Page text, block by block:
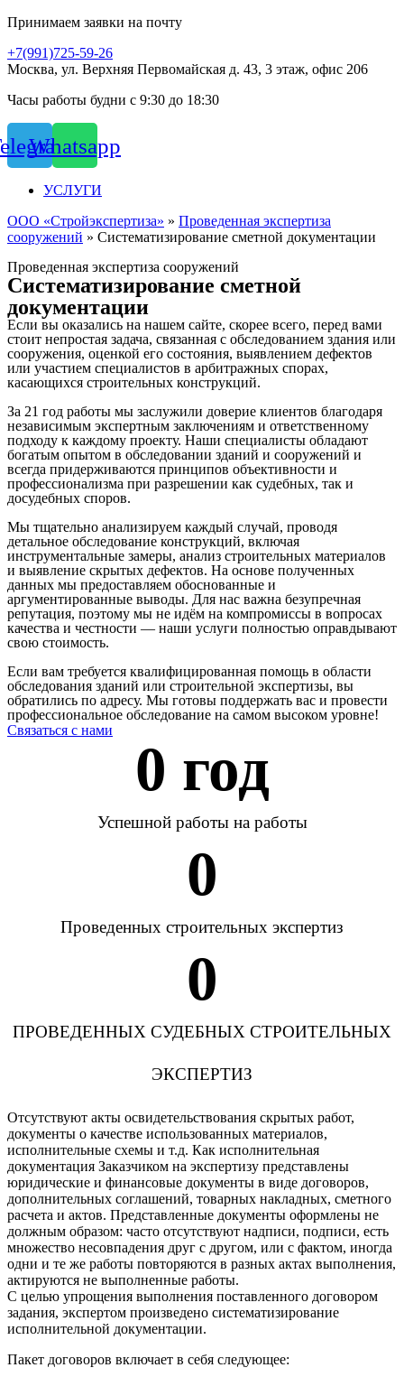
Принимаем заявки на почту
+7(991)725-59-26
Москва, ул. Верхняя Первомайская д. 43, 3 этаж, офис 206
Часы работы будни с 9:30 до 18:30
Whatsapp
УСЛУГИ
ООО «Стройэкспертиза» » Проведенная экспертиза
сооружений » Систематизирование сметной документации
Проведенная экспертиза сооружений
Систематизирование сметной
документации
Если вы оказались на нашем сайте, скорее всего, перед вами
стоит непростая задача, связанная с обследованием здания или
сооружения, оценкой его состояния, выявлением дефектов
или участием специалистов в арбитражных спорах,
касающихся строительных конструкций.
За 21 год работы мы заслужили доверие клиентов благодаря
независимым экспертным заключениям и ответственному
подходу к каждому проекту. Наши специалисты обладают
богатым опытом в обследовании зданий и сооружений и
всегда придерживаются принципов объективности и
профессионализма при разрешении как судебных, так и
досудебных споров.
Мы тщательно анализируем каждый случай, проводя
детальное обследование конструкций, включая
инструментальные замеры, анализ строительных материалов
и выявление скрытых дефектов. На основе полученных
данных мы предоставляем обоснованные и
аргументированные выводы. Для нас важна безупречная
репутация, поэтому мы не идём на компромиссы в вопросах
качества и честности — наши услуги полностью оправдывают
свою стоимость.
Если вам требуется квалифицированная помощь в области
обследования зданий или строительной экспертизы, вы
обратились по адресу. Мы готовы поддержать вас и провести
профессиональное обследование на самом высоком уровне!
Связаться с нами
0 год
Успешной работы на работы
0
Проведенных строительных экспертиз
0
ПРОВЕДЕННЫХ СУДЕБНЫХ СТРОИТЕЛЬНЫХ
ЭКСПЕРТИЗ
Отсутствуют акты освидетельствования скрытых работ,
документы о качестве использованных материалов,
исполнительные схемы и т.д. Как исполнительная
документация Заказчиком на экспертизу представлены
юридические и финансовые документы в виде договоров,
дополнительных соглашений, товарных накладных, сметного
расчета и актов. Представленные документы оформлены не
должным образом: часто отсутствуют надписи, подписи, есть
множество несовпадения друг с другом, или с фактом, иногда
одни и те же работы повторяются в разных актах выполнения,
актируются не выполненные работы.
С целью упрощения выполнения поставленного договором
задания, экспертом произведено систематизирование
исполнительной документации.
Пакет договоров включает в себя следующее: